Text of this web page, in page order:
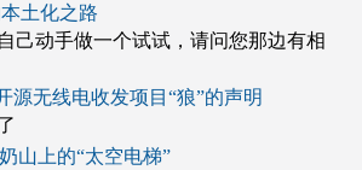
土化之路
己动手做一个试试，请问您那边有相
源无线电收发项目“狼”的声明
山上的“太空电梯”